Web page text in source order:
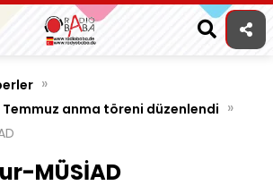
»
Temmuz anma töreni düzenlendi »
MÜSİAD